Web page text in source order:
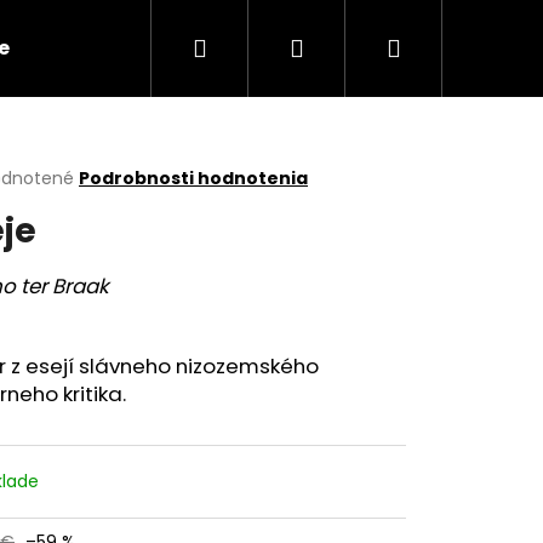
Hľadať PrihlásenieNákupný
Podrobnosti hodnotenia
ter Braak
z esejí slávneho nizozemského
kritika.